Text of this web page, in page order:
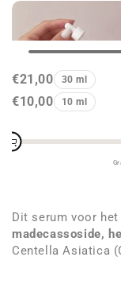
Doorgaan naar
productinformatie
€21,00 30 ml
€10,00 10 ml
Dit serum voor
madecassoside,
Centella Asiatica